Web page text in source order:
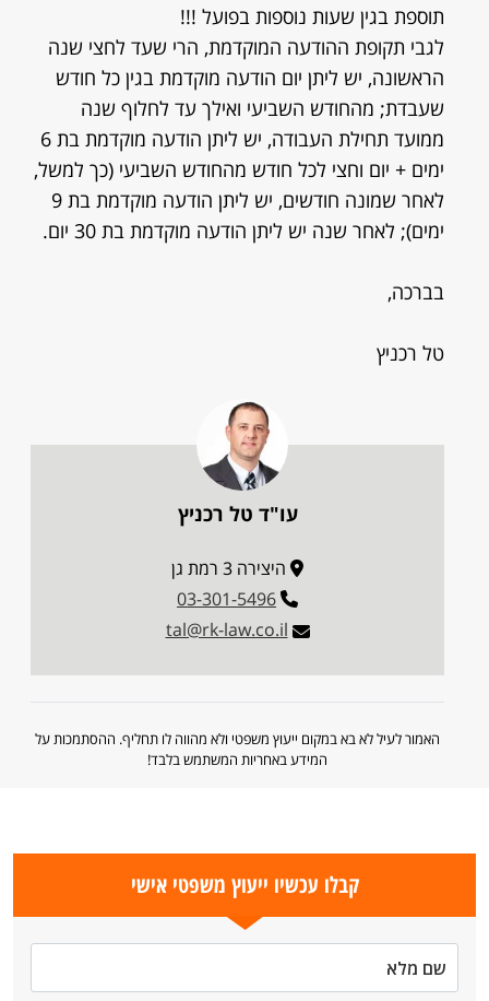
תוספת בגין שעות נוספות בפועל !!!
לגבי תקופת ההודעה המוקדמת, הרי שעד לחצי שנה
הראשונה, יש ליתן יום הודעה מוקדמת בגין כל חודש
שעבדת; מהחודש השביעי ואילך עד לחלוף שנה
ממועד תחילת העבודה, יש ליתן הודעה מוקדמת בת 6
ימים + יום וחצי לכל חודש מהחודש השביעי (כך למשל,
לאחר שמונה חודשים, יש ליתן הודעה מוקדמת בת 9
ימים); לאחר שנה יש ליתן הודעה מוקדמת בת 30 יום.
בברכה,
טל רכניץ
עו"ד טל רכניץ
היצירה 3 רמת גן
03-301-5496
tal@rk-law.co.il
האמור לעיל לא בא במקום ייעוץ משפטי ולא מהווה לו תחליף. ההסתמכות על
המידע באחריות המשתמש בלבד!
קבלו עכשיו ייעוץ משפטי אישי